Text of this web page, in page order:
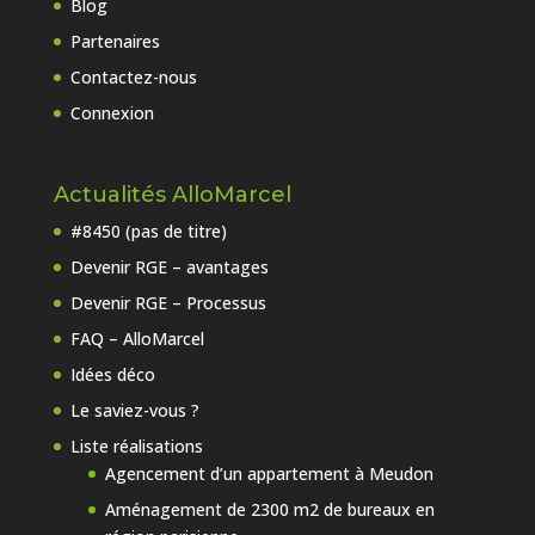
Blog
Partenaires
Contactez-nous
Connexion
Actualités AlloMarcel
#8450 (pas de titre)
Devenir RGE – avantages
Devenir RGE – Processus
FAQ – AlloMarcel
Idées déco
Le saviez-vous ?
Liste réalisations
Agencement d’un appartement à Meudon
Aménagement de 2300 m2 de bureaux en